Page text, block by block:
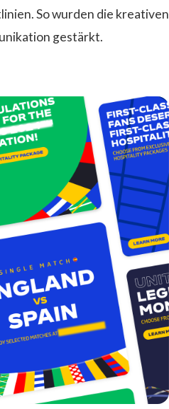
So wurden die kreativen
gestärkt.